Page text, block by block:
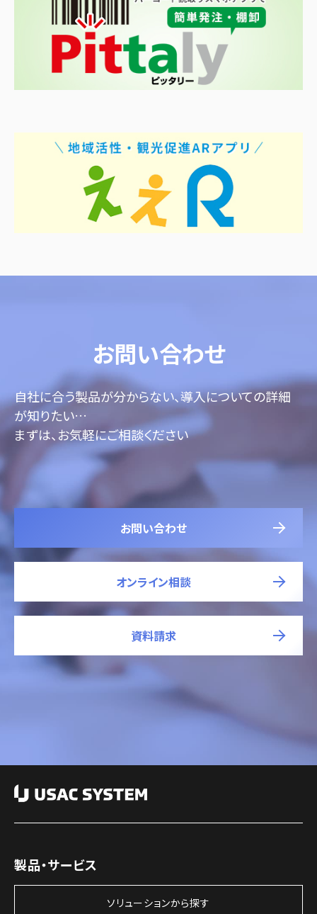
お問い合わせ
自社に合う製品が分からない、導入についての詳細
が知りたい…
まずは、お気軽にご相談ください
お問い合わせ
オンライン相談
資料請求
製品・サービス
ソリューションから探す